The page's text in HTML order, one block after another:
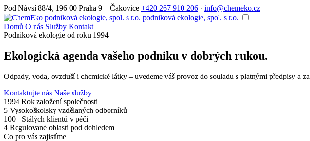
Pod Návsí 88/4, 196 00 Praha 9 – Čakovice +420 267 910 206 · info@chemeko.cz
podniková ekologie, spol. s r.o.
Domů O nás Služby Kontakt
Podniková ekologie od roku 1994
Ekologická agenda vašeho podniku v dobrých rukou.
Odpady, voda, ovzduší i chemické látky – uvedeme váš provoz do souladu s platnými předpisy a
Kontaktujte nás Naše služby
1994 Rok založení společnosti
5 Vysokoškolsky vzdělaných odborníků
100+ Stálých klientů v péči
4 Regulované oblasti pod dohledem
Co pro vás zajistíme